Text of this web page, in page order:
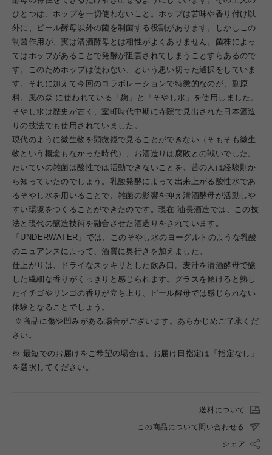
ひとつは、ホップを一切使わないこと。ホップは苦味や香り付け以
外に、ビール酵母以外の菌を制菌する役割があります。しかしこの
制菌作用が、実は清酒酵母とは相性がよくありません。菌株によっ
てはホップがあることで発酵が阻害されてしまうことすらあるので
す。このためホップは使わない、という思い切った選択をしていま
す。それに加えて今回のコラボレーションで特徴的なのが、副原
料。風の森 に使われている「麹」と「そやし水」を使用しました。
そやし水は歴史が古く、室町時代中期に寺院で見出された日本酒造
りの技法でも使用されていました。
現代のように微生物を顕微鏡で見ることができない（そもそも微生
物という概念もなかった時代）、お酒造りは腐敗との戦いでした。
たいていの雑菌は酸性では活動できないことを、昔の人は経験則か
ら知っていたのでしょう。乳酸発酵によって出来上がる酸性水であ
るそやし水を用いることで、雑菌の影響を抑え清酒酵母が活動しや
すい環境をつくることができたのです。現在 油長酒造では、この技
法と現代の醸造技術を融合させた酒造りをされています。
「UNDERWATER」では、このそやし水のヨーグルトのような乳酸
のニュアンスによって、酒質に奥行きを加えました。
仕上がりは、ドライなスッキリとした飲み口。麦汁を清酒酵母で醸
した繊細な香りがくっきりと感じられます。グラスを傾けると熟し
たイチゴやリンゴの香りが立ち上り、ビール酵母では感じられない
体験となることでしょう。
※商品に傷や凹みがある場合がございます。あらかじめご了承くだ
さい。
※ 最短でのお届けをご希望の場合は、お届け日指定は「指定なし」
を選択してください。
送料について
この商品について問い合わせる
シェア